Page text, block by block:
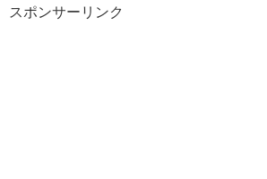
スポンサーリンク